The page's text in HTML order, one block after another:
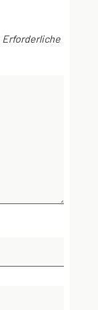
Erforderliche